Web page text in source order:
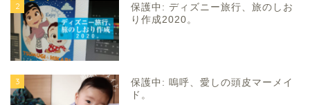
2
保護中: ディズニー旅行、旅のしお
り作成2020。
3
保護中: 嗚呼、愛しの頭皮マーメイ
ド。